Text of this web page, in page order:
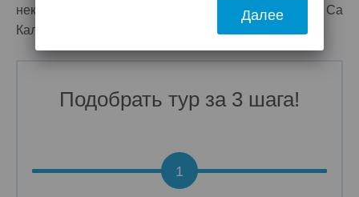
Далее
некрополь Гора Мельниц, финикийские руины Са
Калета, памятник Старого Города им т.д.
Подобрать тур за 3 шага!
1